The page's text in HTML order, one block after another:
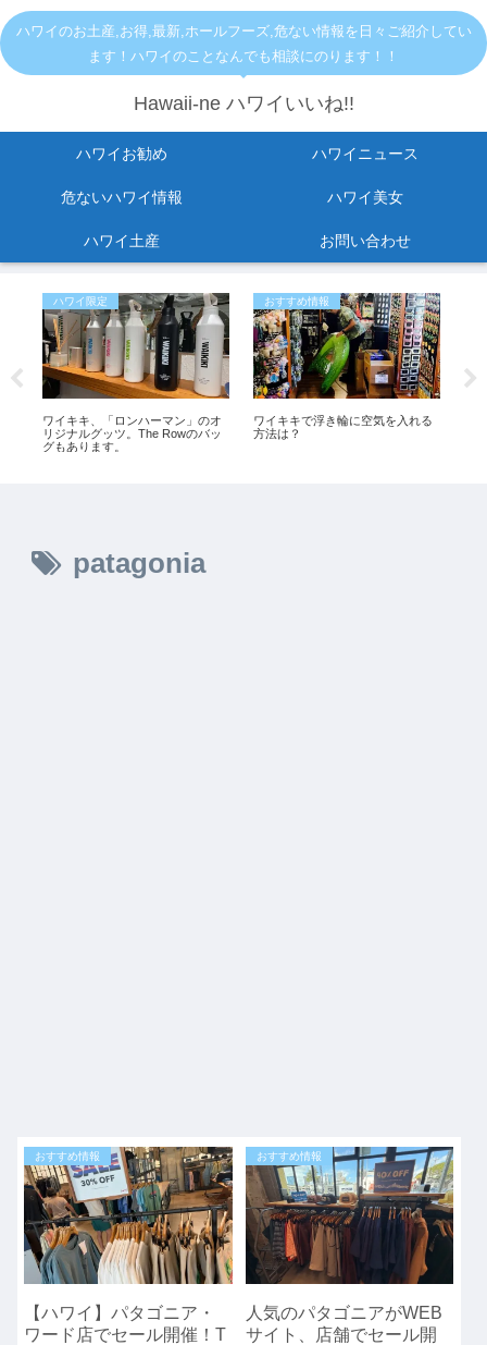
ハワイのお土産,お得,最新,ホールフーズ,危ない情報を日々ご紹介してい
ます！ハワイのことなんでも相談にのります！！
Hawaii-ne ハワイいいね!!
ハワイお勧め ハワイニュース
危ないハワイ情報 ハワイ美女
ハワイ土産 お問い合わせ
ハワイ限定
ワイキキ、「ロンハーマン」のオ
リジナルグッツ。The Rowのバッ
グもあります。
おすすめ情報
ワイキキで浮き輪に空気を入れる
方法は？
patagonia
おすすめ情報
【ハワイ】パタゴニア・
ワード店でセール開催！T
おすすめ情報
人気のパタゴニアがWEB
サイト、店舗でセール開